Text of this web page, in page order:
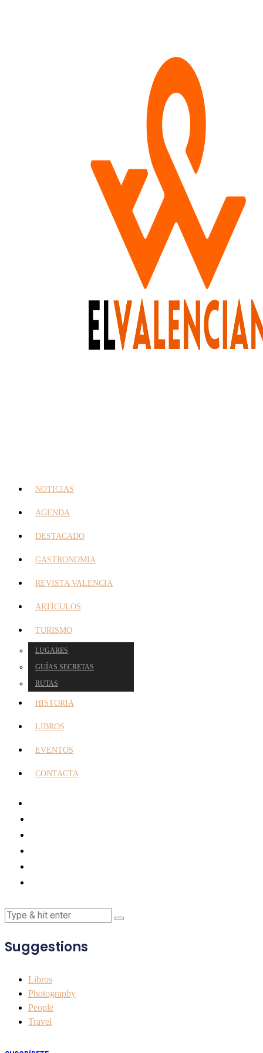
NOTICIAS
AGENDA
DESTACADO
GASTRONOMIA
REVISTA VALENCIA
ARTÍCULOS
TURISMO
LUGARES
GUÍAS SECRETAS
RUTAS
HISTORIA
LIBROS
EVENTOS
CONTACTA
Suggestions
Libros
Photography
People
Travel